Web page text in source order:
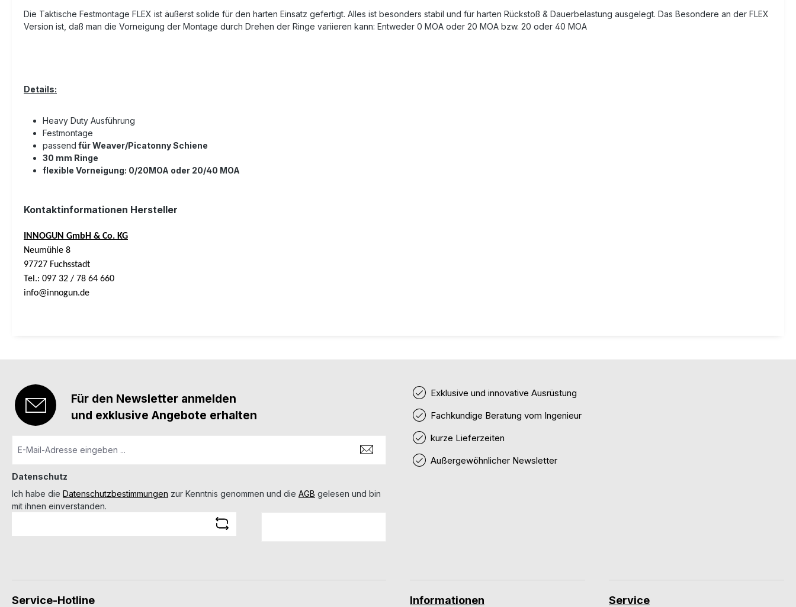
Die Taktische Festmontage FLEX ist äußerst solide für den harten Einsatz gefertigt. Alles ist besonders stabil und für harten Rückstoß & Dauerbelastung ausgelegt. Das Besondere an der FLEX
Version ist, daß man die Vorneigung der Montage durch Drehen der Ringe variieren kann: Entweder 0 MOA oder 20 MOA bzw. 20 oder 40 MOA
Details:
Heavy Duty Ausführung
Festmontage
passend für Weaver/Picatonny Schiene
30 mm Ringe
flexible Vorneigung: 0/20MOA oder 20/40 MOA
Kontaktinformationen Hersteller
INNOGUN GmbH & Co. KG
Neumühle 8
97727 Fuchsstadt
Tel.: 097 32 / 78 64 660
info@innogun.de
Für den Newsletter anmelden
und exklusive Angebote erhalten
Datenschutz
Ich habe die Datenschutzbestimmungen zur Kenntnis genommen und die AGB gelesen und bin
mit ihnen einverstanden.
Exklusive und innovative Ausrüstung
Fachkundige Beratung vom Ingenieur
kurze Lieferzeiten
Außergewöhnlicher Newsletter
Service-Hotline Informationen Service